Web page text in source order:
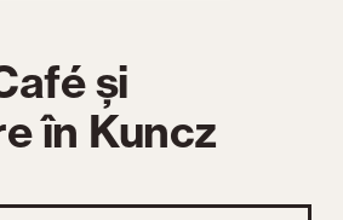
și
în Kuncz